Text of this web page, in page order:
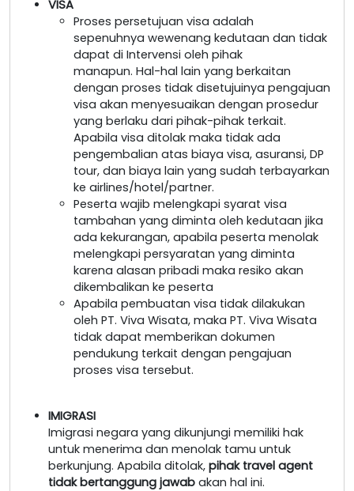
VISA
Proses persetujuan visa adalah
sepenuhnya wewenang kedutaan dan tidak
dapat di Intervensi oleh pihak
manapun. Hal-hal lain yang berkaitan
dengan proses tidak disetujuinya pengajuan
visa akan menyesuaikan dengan prosedur
yang berlaku dari pihak-pihak terkait.
Apabila visa ditolak maka tidak ada
pengembalian atas biaya visa, asuransi, DP
tour, dan biaya lain yang sudah terbayarkan
ke airlines/hotel/partner.
Peserta wajib melengkapi syarat visa
tambahan yang diminta oleh kedutaan jika
ada kekurangan, apabila peserta menolak
melengkapi persyaratan yang diminta
karena alasan pribadi maka resiko akan
dikembalikan ke peserta
Apabila pembuatan visa tidak dilakukan
oleh PT. Viva Wisata, maka PT. Viva Wisata
tidak dapat memberikan dokumen
pendukung terkait dengan pengajuan
proses visa tersebut.
IMIGRASI
Imigrasi negara yang dikunjungi memiliki hak
untuk menerima dan menolak tamu untuk
berkunjung. Apabila ditolak, pihak travel agent
tidak bertanggung jawab akan hal ini.